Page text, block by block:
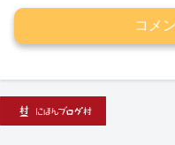
コメ